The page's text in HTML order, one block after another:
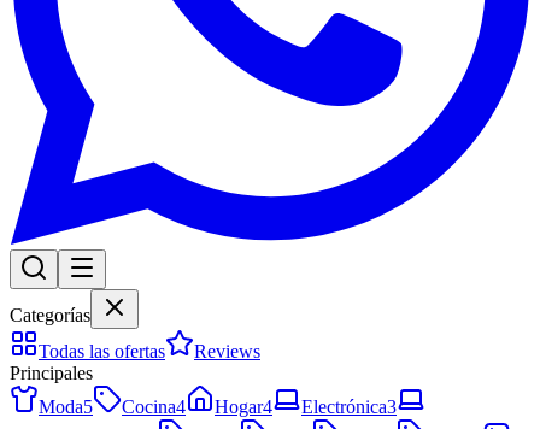
Categorías
Todas las ofertas
Reviews
Principales
Moda5 Cocina4 Hogar4 Electrónica3